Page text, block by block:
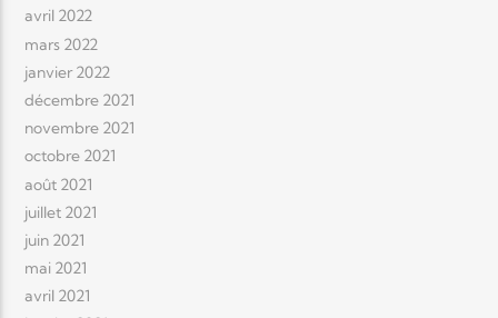
avril 2022
mars 2022
janvier 2022
décembre 2021
novembre 2021
octobre 2021
août 2021
juillet 2021
juin 2021
mai 2021
avril 2021